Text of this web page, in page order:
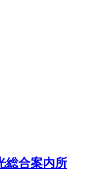
総合案内所